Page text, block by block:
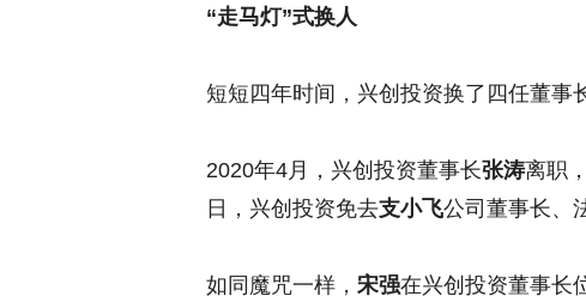
“走马灯”式换人
短短四年时间，兴创投资换了四任董事
2020年4月，兴创投资董事长张涛离职
日，兴创投资免去支小飞公司董事长、
如同魔咒一样， 宋强在兴创投资董事长